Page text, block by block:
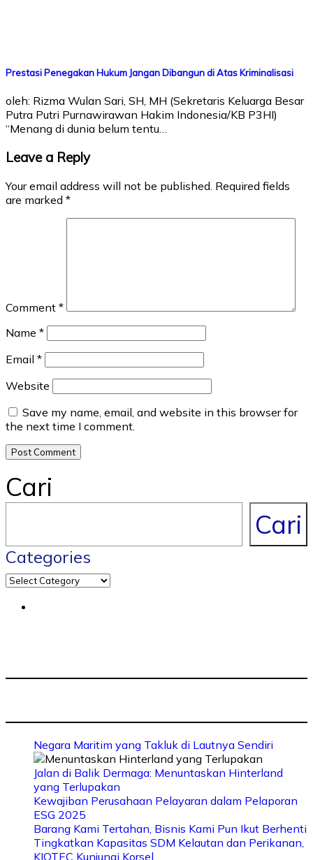
Prestasi Penegakan Hukum Jangan Dibangun di Atas Kriminalisasi
oleh: Rizma Wulan Sari, SH, MH (Sekretaris Keluarga Besar
Putra Putri Purnawirawan Hakim Indonesia/KB P3HI)
“Menang di dunia belum tentu…
Leave a Reply
Your email address will not be published. Required fields
are marked *
Comment *
Name *
Email *
Website
Save my name, email, and website in this browser for
the next time I comment.
Cari
Cari
Categories
Negara Maritim yang Takluk di Lautnya Sendiri
Jalan di Balik Dermaga: Menuntaskan Hinterland
yang Terlupakan
Kewajiban Perusahaan Pelayaran dalam Pelaporan
ESG 2025
Barang Kami Tertahan, Bisnis Kami Pun Ikut Berhenti
Tingkatkan Kapasitas SDM Kelautan dan Perikanan,
KIOTEC Kunjungi Korsel